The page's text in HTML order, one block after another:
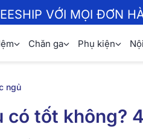
VỚI MỌI ĐƠN
Chăn ga Phụ kiện
ngủ
có tốt không?